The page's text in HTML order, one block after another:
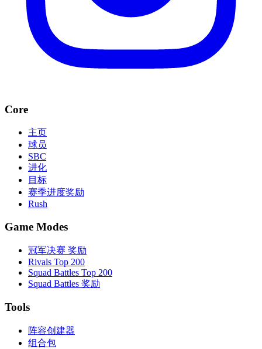
Core
主页
球员
SBC
进化
目标
赛季进度奖励
Rush
Game Modes
冠军决赛 奖励
Rivals Top 200
Squad Battles Top 200
Squad Battles 奖励
Tools
阵容创建器
组合包